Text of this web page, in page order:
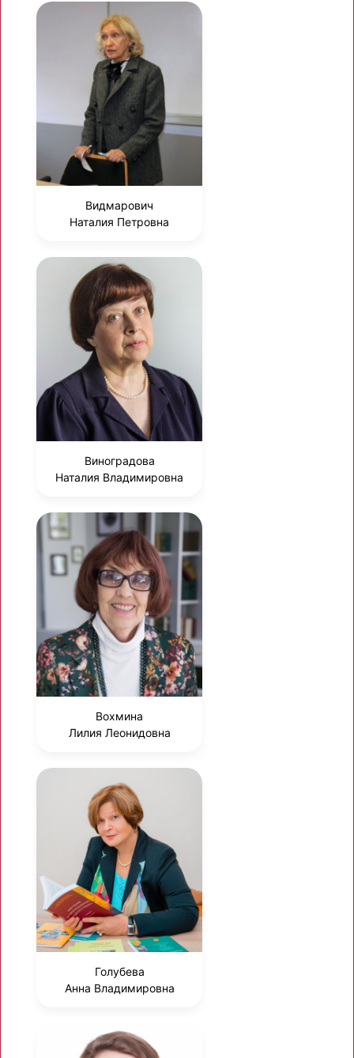
Видмарович
Наталия Петровна
Виноградова
Наталия Владимировна
Вохмина
Лилия Леонидовна
Голубева
Анна Владимировна